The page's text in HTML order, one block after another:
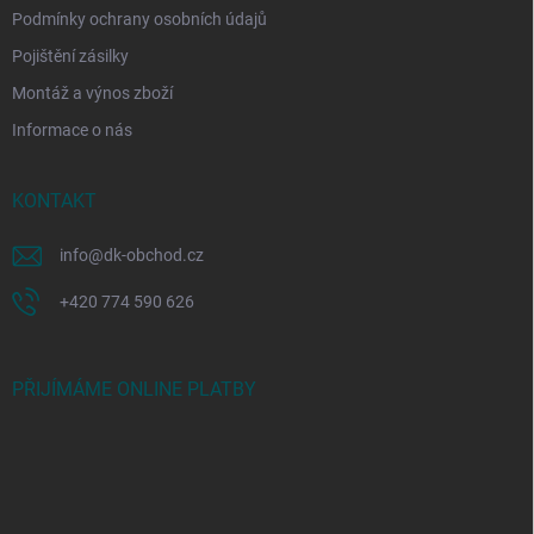
Podmínky ochrany osobních údajů
Pojištění zásilky
Montáž a výnos zboží
Informace o nás
KONTAKT
info@dk-obchod.cz
+420 774 590 626
PŘIJÍMÁME ONLINE PLATBY